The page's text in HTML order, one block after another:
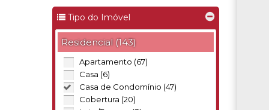
Tipo do Imóvel
Residencial (143)
Apartamento (67)
Casa (6)
Casa de Condomínio (47)
Cobertura (20)